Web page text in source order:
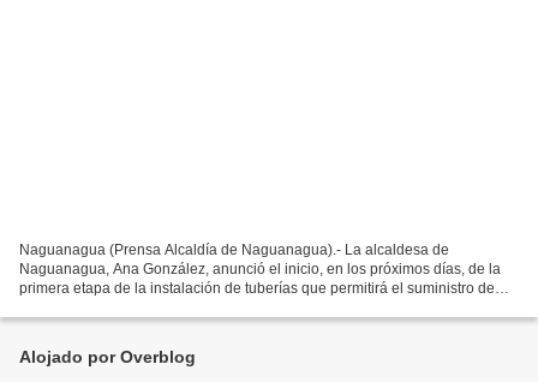
Naguanagua (Prensa Alcaldía de Naguanagua).- La alcaldesa de
Naguanagua, Ana González, anunció el inicio, en los próximos días, de la
primera etapa de la instalación de tuberías que permitirá el suministro de
Alojado por Overblog